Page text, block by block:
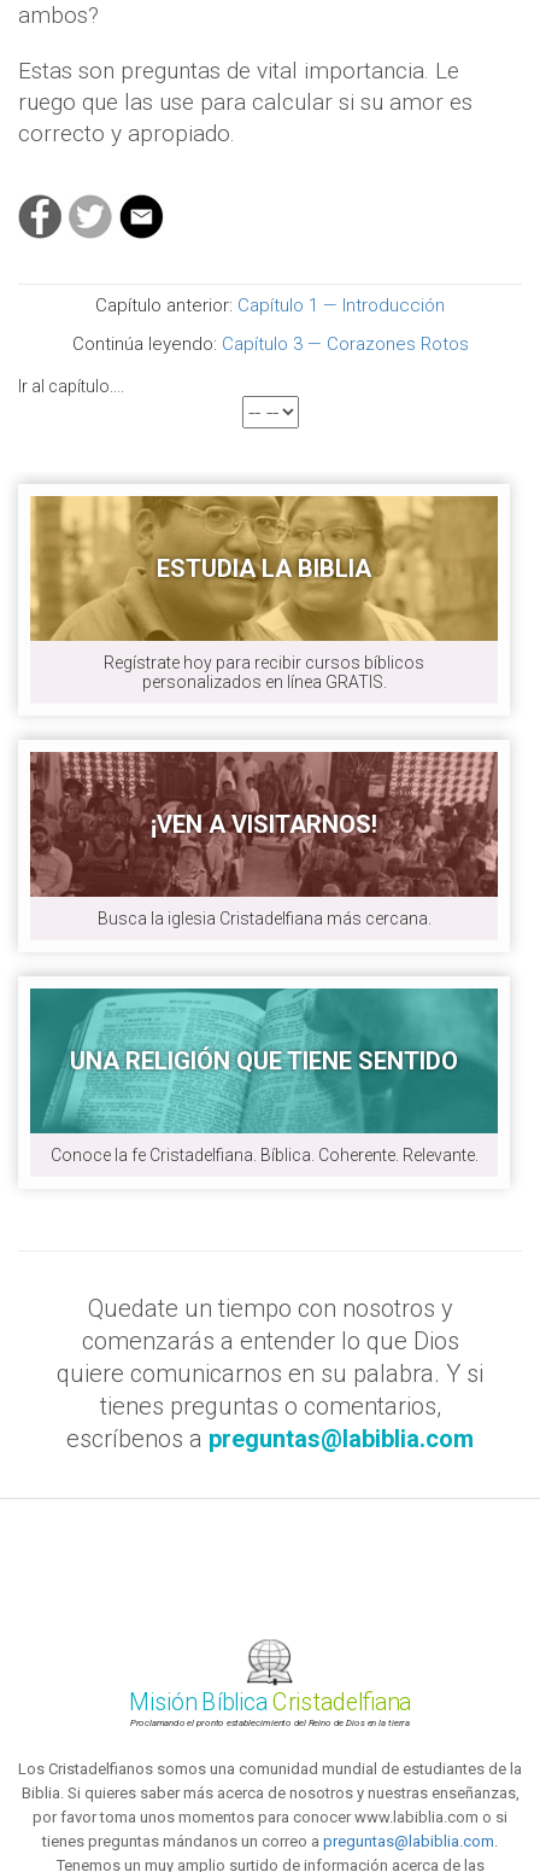
ambos?
Estas son preguntas de vital importancia. Le
ruego que las use para calcular si su amor es
correcto y apropiado.
Capítulo anterior: Capítulo 1 — Introducción
Continúa leyendo: Capítulo 3 — Corazones Rotos
Ir al capítulo....
ESTUDIA LA BIBLIA
Regístrate hoy para recibir cursos bíblicos
personalizados en línea GRATIS.
¡VEN A VISITARNOS!
Busca la iglesia Cristadelfiana más cercana.
UNA RELIGIÓN QUE TIENE SENTIDO
Conoce la fe Cristadelfiana. Bíblica. Coherente. Relevante.
Quedate un tiempo con nosotros y
comenzarás a entender lo que Dios
quiere comunicarnos en su palabra. Y si
tienes preguntas o comentarios,
escríbenos a preguntas@labiblia.com
Misión BíblicaCristadelfiana
Proclamando el pronto establecimiento del Reino de Dios en la tierra
Los Cristadelfianos somos una comunidad mundial de estudiantes de la
Biblia. Si quieres saber más acerca de nosotros y nuestras enseñanzas,
por favor toma unos momentos para conocer www.labiblia.com o si
tienes preguntas mándanos un correo a preguntas@labiblia.com
Tenemos un muy amplio surtido de información acerca de las